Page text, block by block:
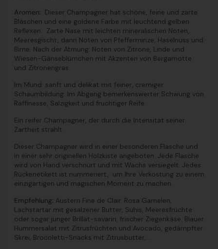
Aromen: Dieser Champagner hat schöne, feine und zarte
Bläschen und eine goldene Farbe mit leuchtend gelben
Reflexen. Zarte Nase mit leichten mineralischen Noten,
Meeresgischt, dann Noten von Pfefferminze, Haselnuss und
Birne. Nach der Atmung: Noten von Zitrone, Linde und
Wiesen-Gänseblümchen mit Akzenten von Bergamotte
und Zitronengras.
Im Mund: sanft und delikat mit feiner, cremiger
Schaumbildung. Im Abgang bemerkenswerter Schwung von
Raffinesse, Salzigkeit und fruchtiger Reife.
Ein reifer Champagner, der durch die Intensität seiner
Zartheit strahlt.
Dieser Champagner wird in einer besonderen Flasche und
in einer sehr originellen Holzkiste angeboten. Jede Flasche
wird von Hand verschnürt und mit Wachs versiegelt. Jedes
Rückenetikett ist nummeriert, um Ihre Verkostung zu einem
einzigartigen und magischen Moment zu machen.
Empfehlung: Austern Fine de Clair. Rosa Garnelen,
Lachstartar mit gesalzener Butter, Suhis, Meeresfrüchte
oder sogar junger Brillat-savarin, frischer Ziegenkäse. Blauer
Hummersalat mit Zitrusfrüchten und Avocado, gedämpfter
Skrei, Brocoletti-Snacks mit Zitrusbutter,...